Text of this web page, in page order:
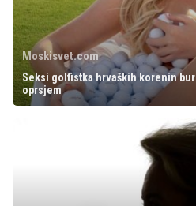
Moskisvet.com
Seksi golfistka hrvaških korenin
oprsjem